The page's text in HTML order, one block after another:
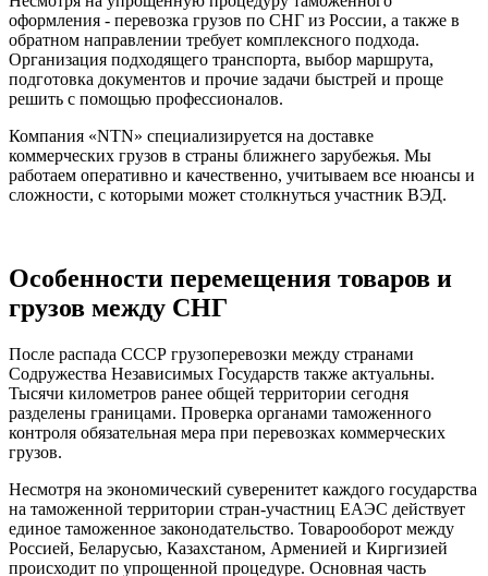
оформления - перевозка грузов по СНГ из России, а также в
обратном направлении требует комплексного подхода.
Организация подходящего транспорта, выбор маршрута,
подготовка документов и прочие задачи быстрей и проще
решить с помощью профессионалов.
Компания «NTN» специализируется на доставке
коммерческих грузов в страны ближнего зарубежья. Мы
работаем оперативно и качественно, учитываем все нюансы и
сложности, с которыми может столкнуться участник ВЭД.
Особенности перемещения товаров и
грузов между СНГ
После распада СССР грузоперевозки между странами
Содружества Независимых Государств также актуальны.
Тысячи километров ранее общей территории сегодня
разделены границами. Проверка органами таможенного
контроля обязательная мера при перевозках коммерческих
грузов.
Несмотря на экономический суверенитет каждого государства
на таможенной территории стран-участниц ЕАЭС действует
единое таможенное законодательство. Товарооборот между
Россией, Беларусью, Казахстаном, Арменией и Киргизией
происходит по упрощенной процедуре. Основная часть